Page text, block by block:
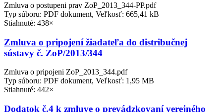
Zmluva o postupeni prav ZoP_2013_344-PP.pdf
Typ súboru: PDF dokument, Veľkosť: 665,41 kB
Stiahnuté: 438×
Zmluva o pripojení žiadateľa do distribučnej
sústavy č. ZoP/2013/344
Zmluva o pripojeni ZoP_2013_344.pdf
Typ súboru: PDF dokument, Veľkosť: 1,95 MB
Stiahnuté: 442×
Dodatok č.4 k zmluve o prevádzkovaní verejného